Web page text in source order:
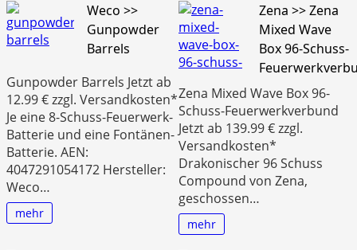
Weco >>
Gunpowder
Barrels
Gunpowder Barrels Jetzt ab
12.99 € zzgl. Versandkosten*
Je eine 8-Schuss-Feuerwerk-
Batterie und eine Fontänen-
Batterie. AEN:
4047291054172 Hersteller:
Weco…
mehr
Zena >> Zena
Mixed Wave
Box 96-Schuss-
Zena Mixed Wave Box 96-
Schuss-Feuerwerkverbund
Jetzt ab 139.99 € zzgl.
Versandkosten*
Drakonischer 96 Schuss
Compound von Zena,
geschossen…
mehr